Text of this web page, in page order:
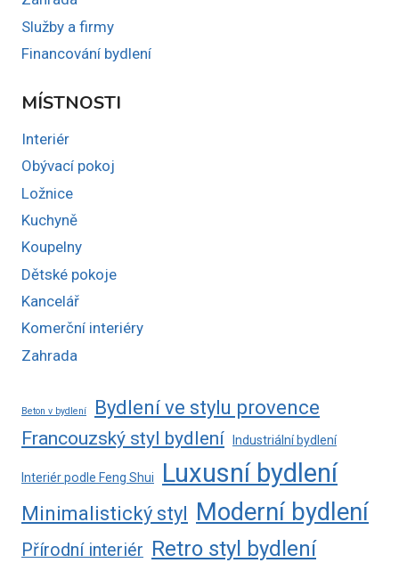
Služby a firmy
Financování bydlení
MÍSTNOSTI
Interiér
Obývací pokoj
Ložnice
Kuchyně
Koupelny
Dětské pokoje
Kancelář
Komerční interiéry
Zahrada
Beton v bydlení
Bydlení ve stylu provence
Francouzský styl bydlení
Industriální bydlení
Interiér podle Feng Shui Luxusní bydlení
Minimalistický styl Moderní bydlení
Přírodní interiér Retro styl bydlení